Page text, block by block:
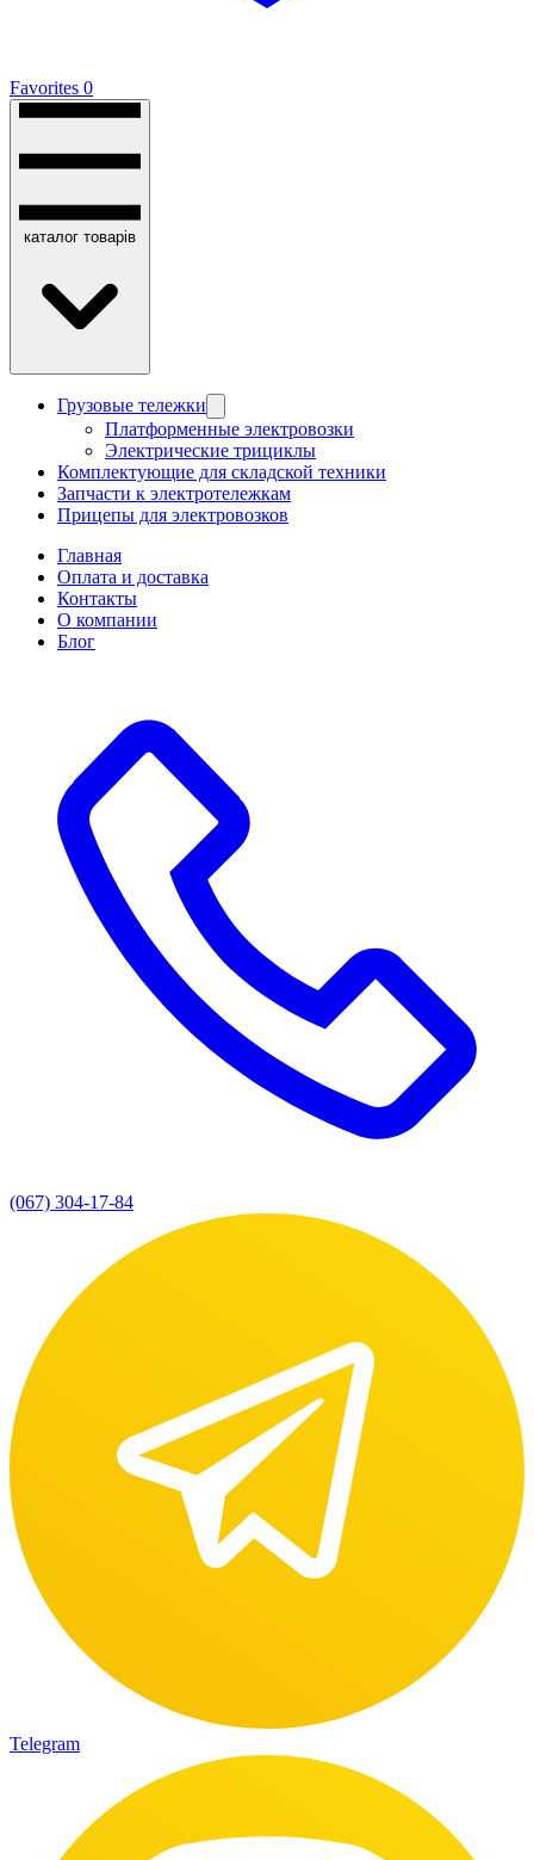
Favorites 0
каталог товарів
Грузовые тележки
Платформенные электровозки
Электрические трициклы
Комплектующие для складской техники
Запчасти к электротележкам
Прицепы для электровозков
Главная
Оплата и доставка
Контакты
О компании
Блог
(067) 304-17-84
Telegram